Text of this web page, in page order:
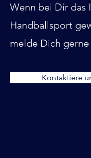
Wenn bei Dir das
Handballsport
melde Dich gerne
Kontaktiere